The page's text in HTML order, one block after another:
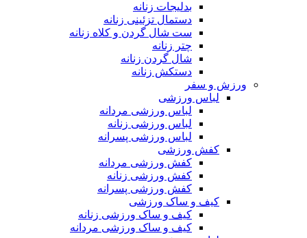
بدلیجات زنانه
دستمال تزئینی زنانه
ست شال گردن و کلاه زنانه
چتر زنانه
شال گردن زنانه
دستکش زنانه
ورزش و سفر
لباس ورزشی
لباس ورزشی مردانه
لباس ورزشی زنانه
لباس ورزشی پسرانه
کفش ورزشی
کفش ورزشی مردانه
کفش ورزشی زنانه
کفش ورزشی پسرانه
کیف و ساک ورزشی
کیف و ساک ورزشی زنانه
کیف و ساک ورزشی مردانه